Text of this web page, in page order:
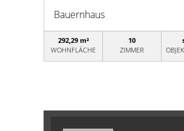
Bauernhaus
292,29 m²
WOHNFLÄCHE
10
ZIMMER